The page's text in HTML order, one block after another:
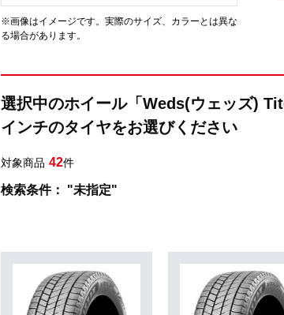
※画像はイメージです。実際のサイズ、カラーとは異な
る場合があります。
選択中のホイール「Weds(ウェッズ)
インチのタイヤをお選びください
対象商品 42件
検索条件： "未指定"